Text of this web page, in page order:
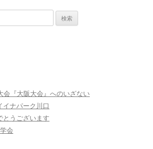
会『大阪大会』へのいざない
ナパーク川口
とうございます
会